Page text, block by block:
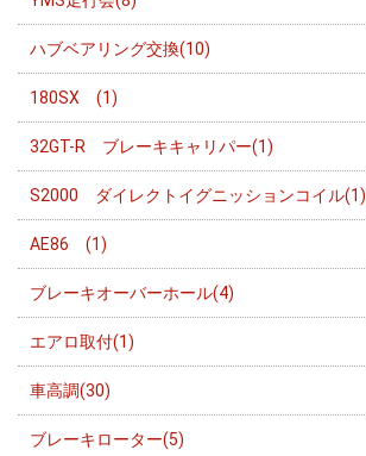
ハブベアリング交換(10)
180SX (1)
32GT-R ブレーキキャリパー(1)
S2000 ダイレクトイグニッションコイル(1)
AE86 (1)
ブレーキオーバーホール(4)
エアロ取付(1)
車高調(30)
ブレーキローター(5)